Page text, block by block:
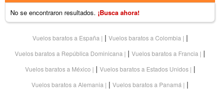
No se encontraron resultados. ¡Busca ahora!
Vuelos baratos a España | Vuelos baratos a Colombia |
Vuelos baratos a República Dominicana | Vuelos baratos a Francia |
Vuelos baratos a México | Vuelos baratos a Estados Unidos |
Vuelos baratos a Alemania | Vuelos baratos a Panamá |